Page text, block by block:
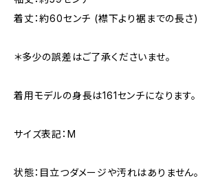
着丈：約60センチ (襟下より裾までの長さ)
＊多少の誤差はご了承くださいませ。
着用モデルの身長は161センチになります。
サイズ表記：M
状態：目立つダメージや汚れはありません。